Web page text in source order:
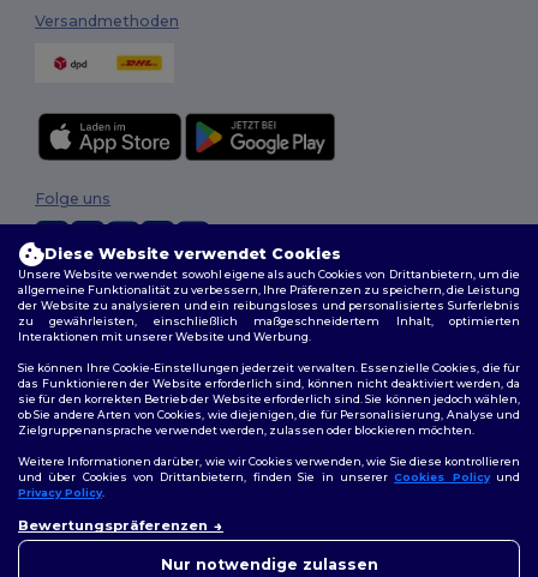
Versandmethoden
2026. Alle Rechte vorbehalten
Allgemeine Geschäftsbedingungen|Personalisierungsrichtlinien|
Datenschutzbestimmungen| Cookie-Richtlinie
Folge uns
Diese Website verwendet Cookies
Unsere Website verwendet sowohl eigene als auch Cookies von Drittanbietern, um die
allgemeine Funktionalität zu verbessern, Ihre Präferenzen zu speichern, die Leistung
der Website zu analysieren und ein reibungsloses und personalisiertes Surferlebnis
zu gewährleisten, einschließlich maßgeschneidertem Inhalt, optimierten
Interaktionen mit unserer Website und Werbung.
Sie können Ihre Cookie-Einstellungen jederzeit verwalten. Essenzielle Cookies, die für
das Funktionieren der Website erforderlich sind, können nicht deaktiviert werden, da
sie für den korrekten Betrieb der Website erforderlich sind. Sie können jedoch wählen,
ob Sie andere Arten von Cookies, wie diejenigen, die für Personalisierung, Analyse und
Zielgruppenansprache verwendet werden, zulassen oder blockieren möchten.
Weitere Informationen darüber, wie wir Cookies verwenden, wie Sie diese kontrollieren
und über Cookies von Drittanbietern, finden Sie in unsererCookies Policyund
Privacy Policy.
Bewertungspräferenzen
Nur notwendige zulassen
uns jederzeit kontaktieren.